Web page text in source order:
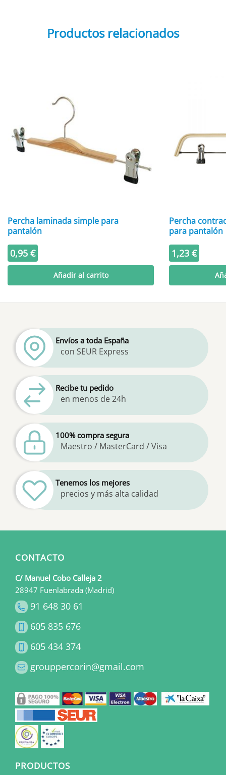
Productos relacionados
Percha laminada simple para
pantalón
0,95 €
Añadir al carrito
Percha
para pantalón
1,23 €
Envíos a toda España
con SEUR Express
Recibe tu pedido
en menos de 24h
100% compra segura
Maestro / MasterCard / Visa
Tenemos los mejores
precios y más alta calidad
CONTACTO
C/ Manuel Cobo Calleja 2
28947 Fuenlabrada (Madrid)
91 648 30 61
605 835 676
605 434 374
grouppercorin@gmail.com
PRODUCTOS